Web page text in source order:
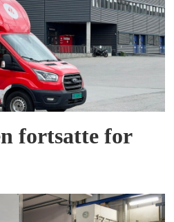
fortsatte for